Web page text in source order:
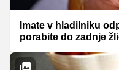
Imate v hladilniku
porabite do zadnje